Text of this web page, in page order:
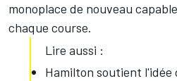
monoplace de nouveau
chaque course.
Lire aussi :
Hamilton soutient l'idée